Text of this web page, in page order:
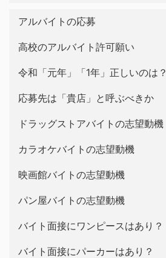
アルバイトの応募
高校のアルバイト許可願い
令和「元年」「1年」正しいのは？
応募先は「貴店」と呼ぶべきか
ドラッグストアバイトの志望動機
カラオケバイトの志望動機
映画館バイトの志望動機
パン屋バイトの志望動機
バイト面接にワンピースはあり？
バイト面接にパーカーはあり？